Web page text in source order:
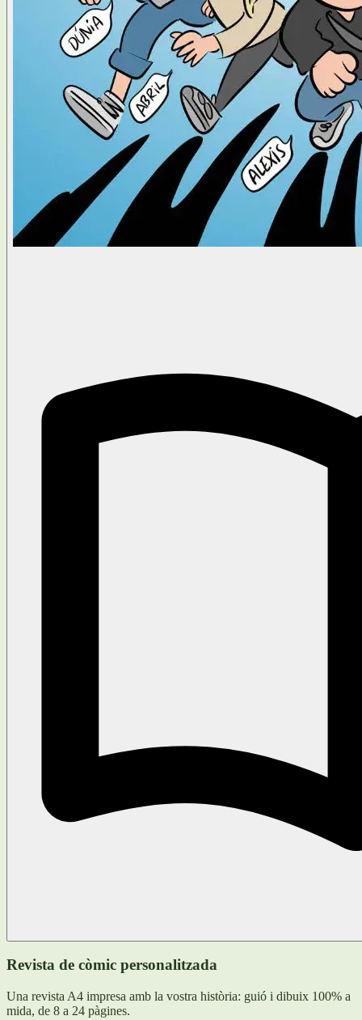
Revista de còmic personalitzada
Una revista A4 impresa amb la vostra història: guió i dibuix 100% a
mida, de 8 a 24 pàgines.